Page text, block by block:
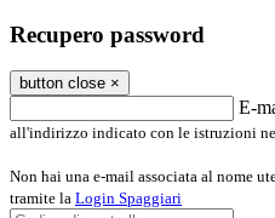
Recupero password
button close ×
E-
all'indirizzo indicato con le istruzioni
Non hai una e-mail associata al nome
tramite la Login Spaggiari